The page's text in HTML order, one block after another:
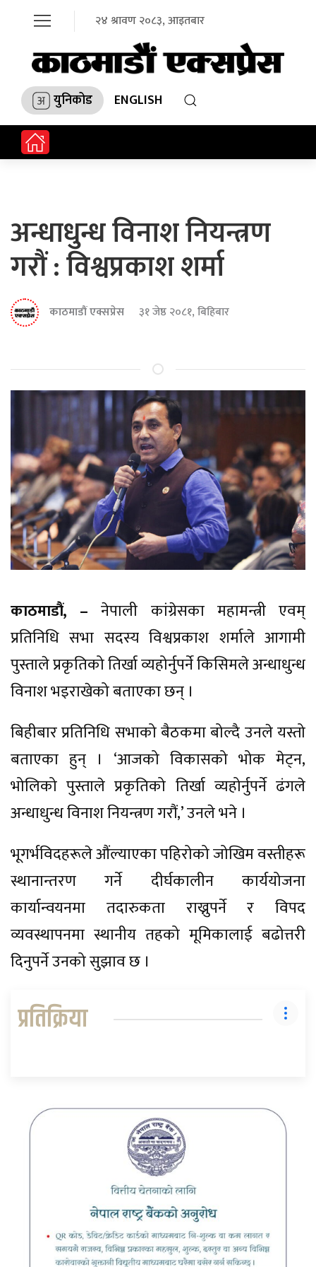
२४ श्रावण २०८३, आइतबार
युनिकोड ENGLISH
अन्धाधुन्ध विनाश नियन्त्रण
गरौं : विश्वप्रकाश शर्मा
काठमाडौं एक्सप्रेस ३१ जेष्ठ २०८१, बिहिबार
काठमाडौं, – नेपाली कांग्रेसका महामन्त्री एवम्
प्रतिनिधि सभा सदस्य विश्वप्रकाश शर्माले आगामी
पुस्ताले प्रकृतिको तिर्खा व्यहोर्नुपर्ने किसिमले अन्धाधुन्ध
विनाश भइराखेको बताएका छन् ।
बिहीबार प्रतिनिधि सभाको बैठकमा बोल्दै उनले यस्तो
बताएका हुन् । ‘आजको विकासको भोक मेट्न,
भोलिको पुस्ताले प्रकृतिको तिर्खा व्यहोर्नुपर्ने ढंगले
अन्धाधुन्ध विनाश नियन्त्रण गरौं,’ उनले भने ।
भूगर्भविदहरूले औंल्याएका पहिरोको जोखिम वस्तीहरू
स्थानान्तरण गर्ने दीर्घकालीन कार्ययोजना
कार्यान्वयनमा तदारुकता राख्नुपर्ने र विपद
व्यवस्थापनमा स्थानीय तहको मूमिकालाई बढोत्तरी
दिनुपर्ने उनको सुझाव छ ।
प्रतिक्रिया